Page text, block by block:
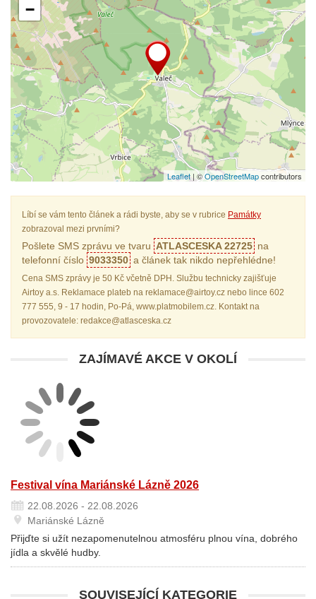
−
Leaflet| ©OpenStreetMapcontributors
Líbí se vám tento článek a rádi byste, aby se v rubrice Památky
zobrazoval mezi prvními?
Pošlete SMS zprávu ve tvaru ATLASCESKA 22725 na
telefonní číslo 9033350 a článek tak nikdo nepřehlédne!
Cena SMS zprávy je 50 Kč včetně DPH. Službu technicky zajišťuje
Airtoy a.s. Reklamace plateb na reklamace@airtoy.cz nebo lince 602
777 555, 9 - 17 hodin, Po-Pá, www.platmobilem.cz. Kontakt na
provozovatele: redakce@atlasceska.cz
ZAJÍMAVÉ AKCE V OKOLÍ
Festival vína Mariánské Lázně 2026
22.08.2026 - 22.08.2026
Mariánské Lázně
Přijďte si užít nezapomenutelnou atmosféru plnou vína, dobrého
jídla a skvělé hudby.
SOUVISEJÍCÍ KATEGORIE